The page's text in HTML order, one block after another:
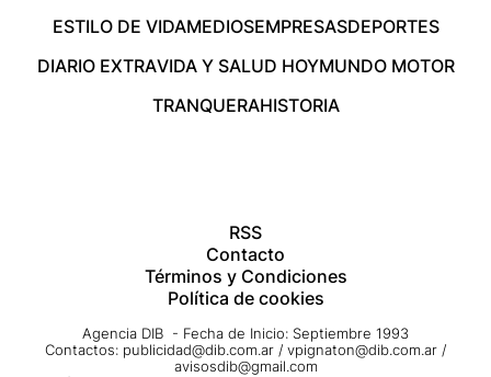
ESTILO DE VIDAMEDIOSEMPRESASDEPORTES
DIARIO EXTRAVIDA Y SALUD HOYMUNDO MOTOR
TRANQUERAHISTORIA
RSS
Contacto
Términos y Condiciones
Política de cookies
Agencia DIB - Fecha de Inicio: Septiembre 1993
Contactos: publicidad@dib.com.ar / vpignaton@dib.com.ar /
avisosdib@gmail.com